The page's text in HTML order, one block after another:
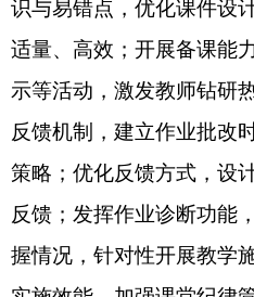
（七）聚焦立德树人关键
工作短板。要规范语言文字使
学校要常态化开展校园语言文字
语言文字巡查整改，建立长效
普通话、规范字使用率全面达
责任，守牢安全底线，严格落
制，健全风险研判、排查、管
类阵地内容审核与管理，强化